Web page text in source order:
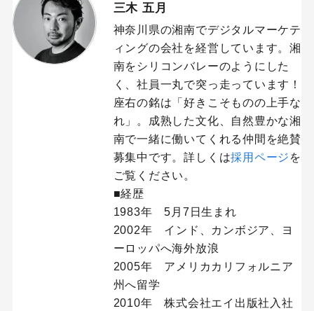
三木 五月
神奈川県の湘南でデジタルマーケテ
ィングの会社を経営しています。湘
南をシリコンバレーのようにした
く、社員一丸で突っ走っています！
座右の銘は「好きこそものの上手な
れ」。成熟した文化、自然豊かな湘
南で一緒に働いてくれる仲間を絶賛
募集中です。詳しくは採用ページ を
ご覧ください。
■経歴
1983年 5月7日生まれ
2002年 インド、カンボジア、ヨ
ーロッパへ海外放浪
2005年 アメリカカリフォルニア
州へ留学
2010年 株式会社エイ出版社入社